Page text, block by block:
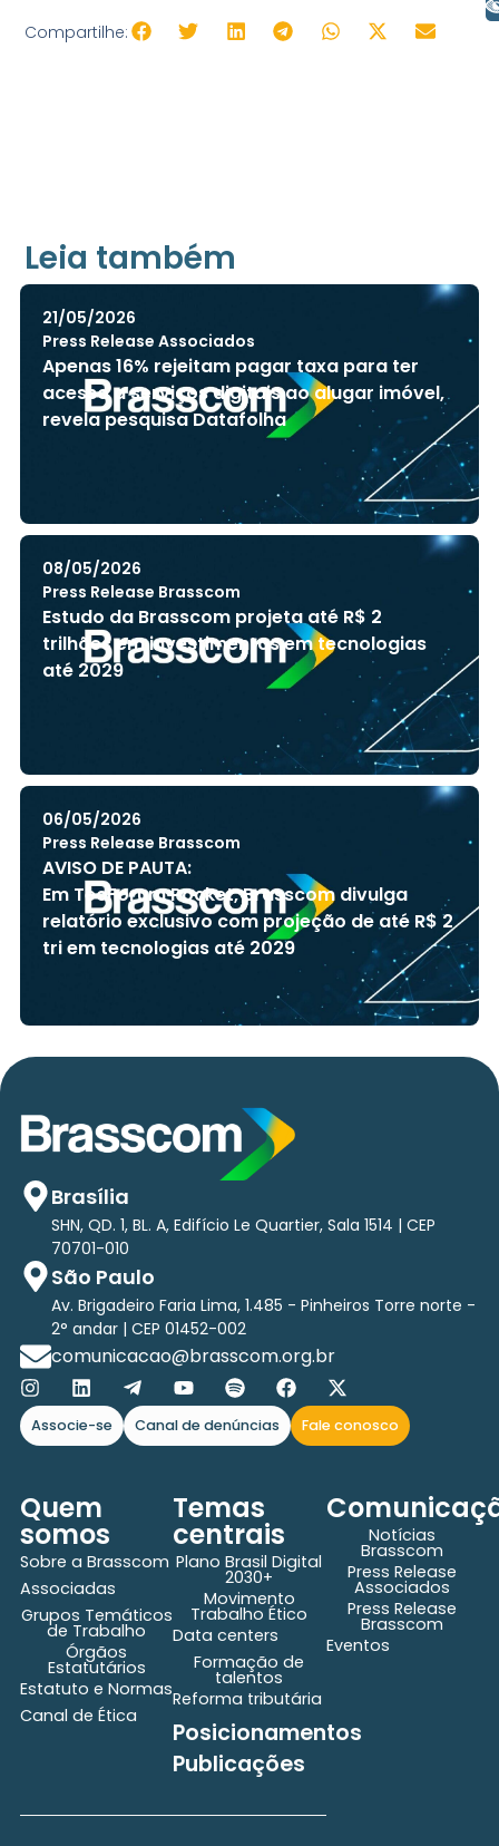
Compartilhe:
Leia também
21/05/2026
Press Release Associados
Apenas 16% rejeitam pagar taxa para ter
acesso a serviços digitais ao alugar imóvel,
revela pesquisa Datafolha
08/05/2026
Press Release Brasscom
Estudo da Brasscom projeta até R$ 2
trilhões em investimentos em tecnologias
até 2029
06/05/2026
Press Release Brasscom
AVISO DE PAUTA:
Em TecForum Pocket, Brasscom divulga
relatório exclusivo com projeção de até R$ 2
tri em tecnologias até 2029
Brasília
SHN, QD. 1, BL. A, Edifício Le Quartier, Sala 1514 | CEP
70701-010
São Paulo
Av. Brigadeiro Faria Lima, 1.485 - Pinheiros Torre norte -
2° andar | CEP 01452-002
comunicacao@brasscom.org.br
Associe-se Canal de denúncias Fale conosco
Quem
somos
Sobre a Brasscom
Associadas
Grupos Temáticos
de Trabalho
Órgãos
Estatutários
Estatuto e Normas
Canal de Ética
Temas
centrais
Plano Brasil Digital
2030+
Movimento
Trabalho Ético
Data centers
Formação de
talentos
Reforma tributária
Posicionamentos
Publicações
Notícias
Brasscom
Press Release
Associados
Press Release
Brasscom
Eventos